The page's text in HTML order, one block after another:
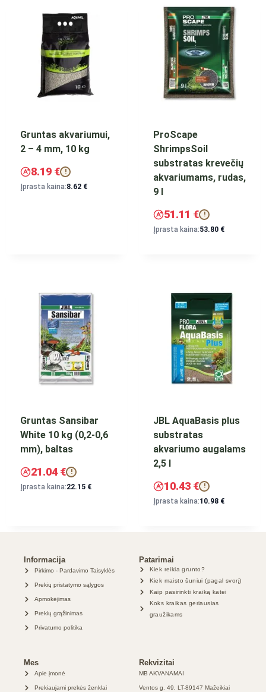
Gruntas akvariumui,
2 – 4 mm, 10 kg
8.19 € !
Įprasta kaina:8.62 €
ProScape
ShrimpsSoil
substratas krevečių
akvariumams, rudas,
9 l
51.11 € !
Įprasta kaina:53.80 €
Gruntas Sansibar
White 10 kg (0,2-0,6
mm), baltas
21.04€ !
Įprasta kaina:22.15 €
JBL AquaBasis plus
substratas
akvariumo augalams
2,5 l
10.43 € !
Įprasta kaina:10.98 €
Informacija
Pirkimo - Pardavimo Taisyklės
Prekių pristatymo sąlygos
Apmokėjimas
Prekių grąžinimas
Privatumo politika
Patarimai
Kiek reikia grunto?
Kiek maisto šuniui (pagal svorį)
Kaip pasirinkti kraiką katei
Koks kraikas geriausias
graužikams
Mes
Apie įmonė
Prekiaujami prekės ženklai
Rekvizitai
MB AKVANAMAI
Ventos g. 49, LT-89147 Mažeikiai